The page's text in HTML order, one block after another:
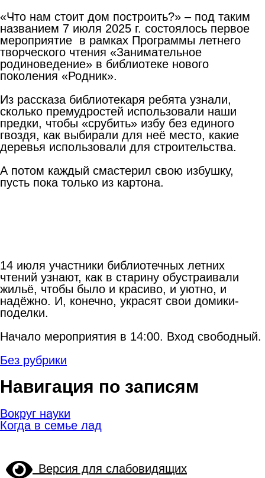
«Что нам стоит дом построить?» – под таким
названием 7 июля 2025 г. состоялось первое
мероприятие в рамках Программы летнего
творческого чтения «Занимательное
родиноведение» в библиотеке нового
поколения «Родник».
Из рассказа библиотекаря ребята узнали,
сколько премудростей использовали наши
предки, чтобы «срубить» избу без единого
гвоздя, как выбирали для неё место, какие
деревья использовали для строительства.
А потом каждый смастерил свою избушку,
пусть пока только из картона.
14 июля участники библиотечных летних
чтений узнают, как в старину обустраивали
жильё, чтобы было и красиво, и уютно, и
надёжно. И, конечно, украсят свои домики-
поделки.
Начало мероприятия в 14:00. Вход свободный.
Без рубрики
Навигация по записям
Вокруг науки
Когда в семье лад
Версия для слабовидящих